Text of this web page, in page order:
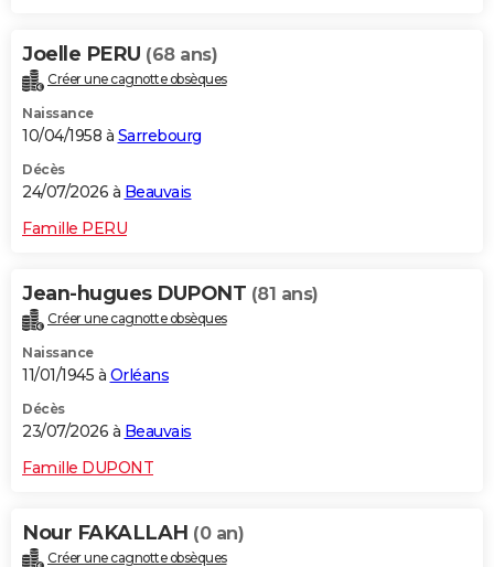
Joelle PERU (68 ans)
Créer une cagnotte obsèques
Naissance
10/04/1958 à Sarrebourg
Décès
24/07/2026 à Beauvais
Famille PERU
Jean-hugues DUPONT (81 ans)
Créer une cagnotte obsèques
Naissance
11/01/1945 à Orléans
Décès
23/07/2026 à Beauvais
Famille DUPONT
Nour FAKALLAH (0 an)
Créer une cagnotte obsèques